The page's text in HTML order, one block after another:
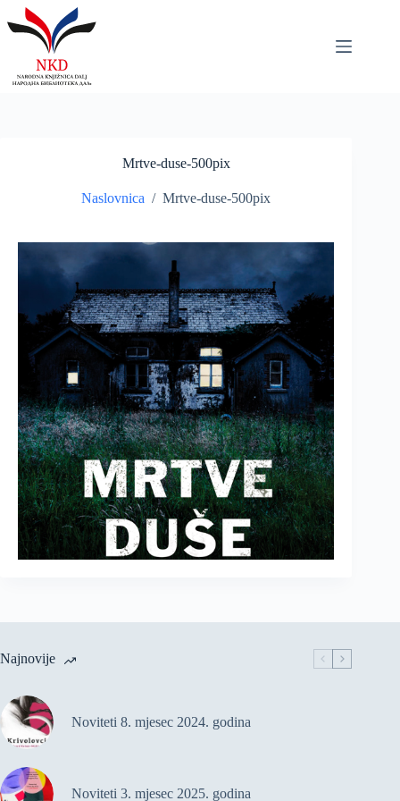
to
content
Mrtve-duse-500pix
Naslovnica / Mrtve-duse-500pix
Najnovije
Noviteti 8. mjesec 2024. godina
Noviteti 3. mjesec 2025. godina